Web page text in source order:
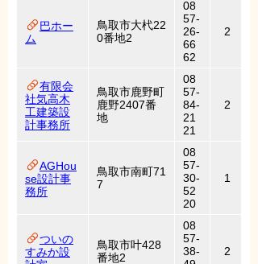
巴ホー
ム
鳥取市大杙22
0番地2
08
57-
26-
66
62
2
有限会
社気高木
工建築設
計事務所
鳥取市鹿野町
鹿野2407番
地
08
57-
84-
21
21
2
AGHou
se設計事
務所
鳥取市南町71
7
08
57-
30-
52
20
1
ついの
すみか設
鳥取市叶428
番地2
08
57-
38-
2